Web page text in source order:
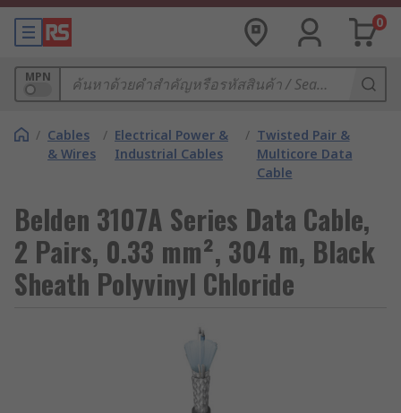
0
MPN
/ Cables
& Wires
/ Electrical Power &
Industrial Cables
/ Twisted Pair &
Multicore Data
Cable
Belden 3107A Series Data Cable,
2 Pairs, 0.33 mm², 304 m, Black
Sheath Polyvinyl Chloride